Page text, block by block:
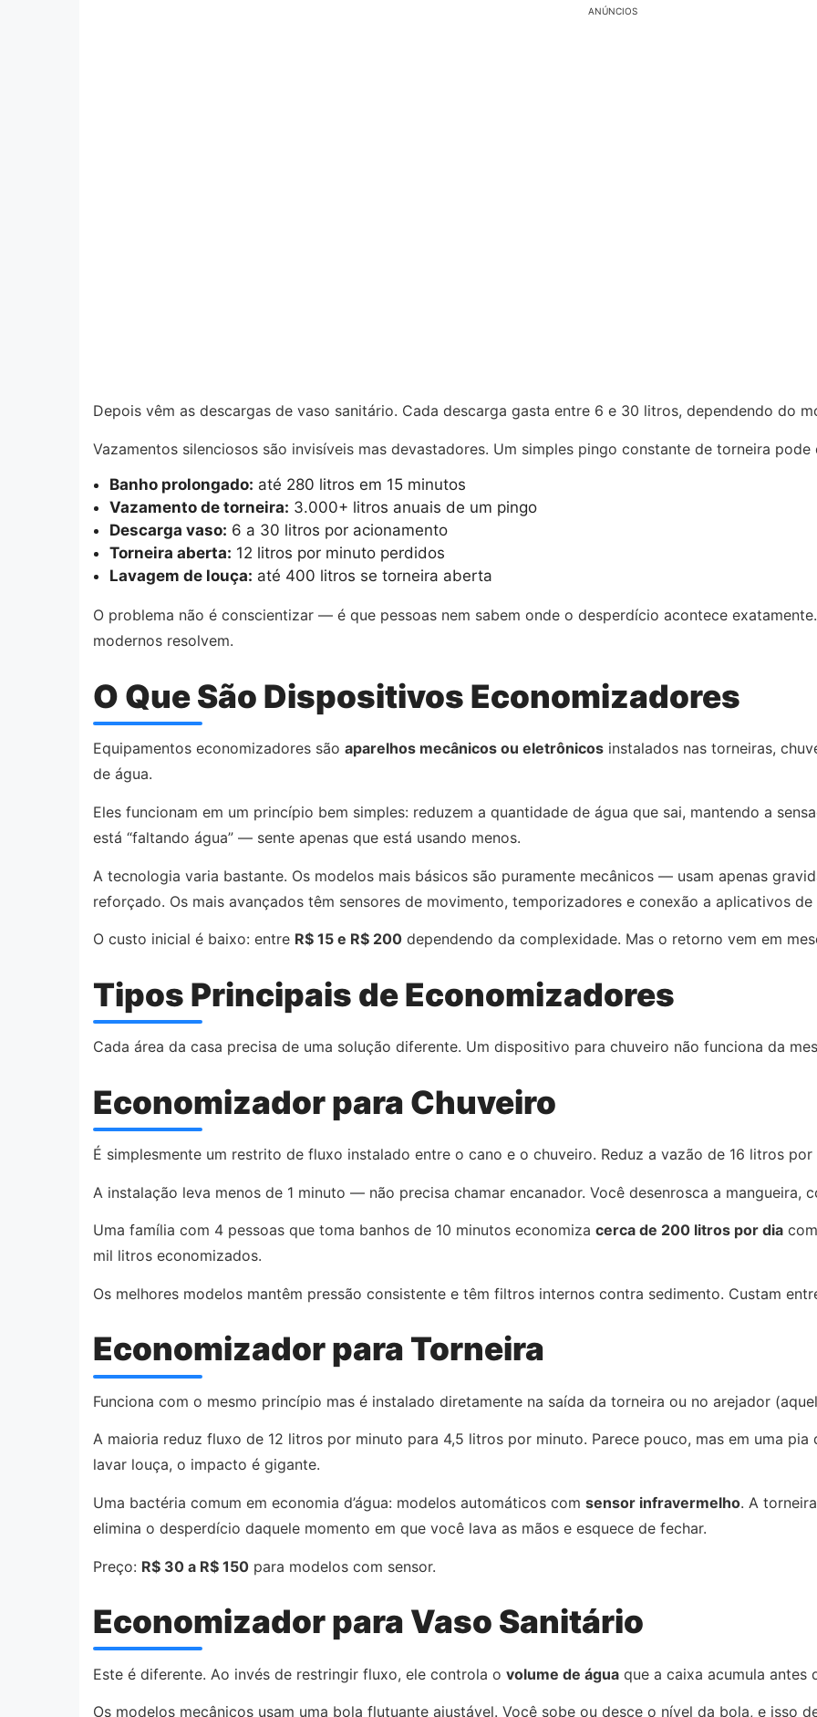
ANÚNCIOS
Depois vêm as descargas de vaso sanitário. Cada descarga gasta entre 6 e 30 litros, dependendo do
Vazamentos silenciosos são invisíveis mas devastadores. Um simples pingo constante de torneira
Banho prolongado: até 280 litros em 15 minutos
Vazamento de torneira: 3.000+ litros anuais de um pingo
Descarga vaso: 6 a 30 litros por acionamento
Torneira aberta: 12 litros por minuto perdidos
Lavagem de louça: até 400 litros se torneira aberta
O problema não é conscientizar — é que pessoas nem sabem onde o desperdício acontece
modernos resolvem.
O Que São Dispositivos Economizadores
Equipamentos economizadores são aparelhos mecânicos ou eletrônicos instalados nas torneiras,
de água.
Eles funcionam em um princípio bem simples: reduzem a quantidade de água que sai, mantendo a
está “faltando água” — sente apenas que está usando menos.
A tecnologia varia bastante. Os modelos mais básicos são puramente mecânicos — usam apenas
reforçado. Os mais avançados têm sensores de movimento, temporizadores e conexão a aplicativos de
O custo inicial é baixo: entre R$ 15 e R$ 200 dependendo da complexidade. Mas o retorno vem em
Tipos Principais de Economizadores
Cada área da casa precisa de uma solução diferente. Um dispositivo para chuveiro não funciona da
Economizador para Chuveiro
É simplesmente um restrito de fluxo instalado entre o cano e o chuveiro. Reduz a vazão de 16 litros
A instalação leva menos de 1 minuto — não precisa chamar encanador. Você desenrosca a mangueira,
Uma família com 4 pessoas que toma banhos de 10 minutos economiza cerca de 200 litros por dia
mil litros economizados.
Os melhores modelos mantêm pressão consistente e têm filtros internos contra sedimento. Custam
Economizador para Torneira
Funciona com o mesmo princípio mas é instalado diretamente na saída da torneira ou no arejador
A maioria reduz fluxo de 12 litros por minuto para 4,5 litros por minuto. Parece pouco, mas em uma
lavar louça, o impacto é gigante.
Uma bactéria comum em economia d’água: modelos automáticos com sensor infravermelho. A
elimina o desperdício daquele momento em que você lava as mãos e esquece de fechar.
Preço: R$ 30 a R$ 150 para modelos com sensor.
Economizador para Vaso Sanitário
Este é diferente. Ao invés de restringir fluxo, ele controla o volume de água que a caixa acumula antes
Os modelos mecânicos usam uma bola flutuante ajustável. Você sobe ou desce o nível da bola, e isso